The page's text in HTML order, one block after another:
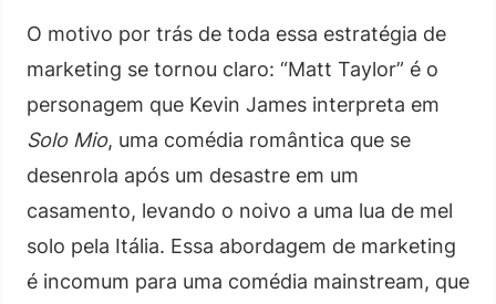
O motivo por trás de toda essa estratégia de
marketing se tornou claro: “Matt Taylor” é o
personagem que Kevin James interpreta em
Solo Mio, uma comédia romântica que se
desenrola após um desastre em um
casamento, levando o noivo a uma lua de mel
solo pela Itália. Essa abordagem de marketing
é incomum para uma comédia mainstream, que